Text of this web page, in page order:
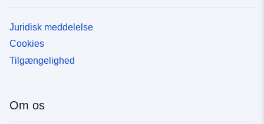
Juridisk meddelelse
Cookies
Tilgængelighed
Om os